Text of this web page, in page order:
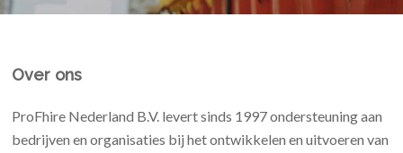
Over ons
ProFhire Nederland B.V. levert sinds 1997 ondersteuning aan
bedrijven en organisaties bij het ontwikkelen en uitvoeren van